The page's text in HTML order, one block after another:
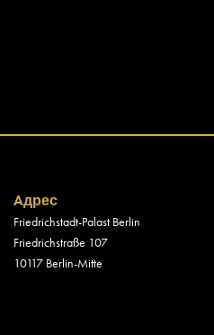
Aдрес
Friedrichstadt-Palast Berlin
Friedrichstraße 107
10117 Berlin-Mitte